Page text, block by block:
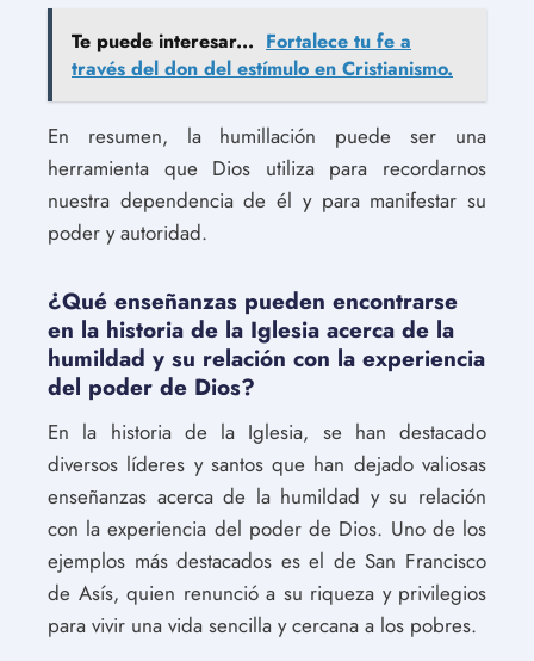
Te puede interesar... Fortalece tu fe a
través del don del estímulo en Cristianismo.
En resumen, la humillación puede ser una
herramienta que Dios utiliza para recordarnos
nuestra dependencia de él y para manifestar su
poder y autoridad.
¿Qué enseñanzas pueden encontrarse
en la historia de la Iglesia acerca de la
humildad y su relación con la experiencia
del poder de Dios?
En la historia de la Iglesia, se han destacado
diversos líderes y santos que han dejado valiosas
enseñanzas acerca de la humildad y su relación
con la experiencia del poder de Dios. Uno de los
ejemplos más destacados es el de San Francisco
de Asís, quien renunció a su riqueza y privilegios
para vivir una vida sencilla y cercana a los pobres.